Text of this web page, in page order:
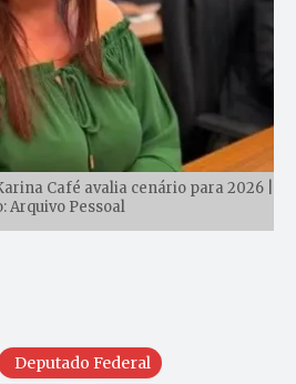
Café avalia cenário para 2026 |
Arquivo Pessoal
Deputado Federal